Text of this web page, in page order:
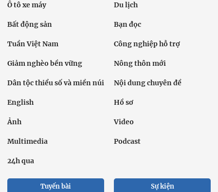
Ô tô xe máy Du lịch
Bất động sản Bạn đọc
Tuần Việt Nam Công nghiệp hỗ trợ
Giảm nghèo bền vững Nông thôn mới
Dân tộc thiểu số và miền núi Nội dung chuyên đề
English Hồ sơ
Ảnh Video
Multimedia Podcast
24h qua
Tuyến bài Sự kiện